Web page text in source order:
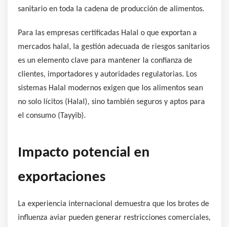
sanitario en toda la cadena de producción de alimentos.
Para las empresas certificadas Halal o que exportan a
mercados halal, la gestión adecuada de riesgos sanitarios
es un elemento clave para mantener la confianza de
clientes, importadores y autoridades regulatorias. Los
sistemas Halal modernos exigen que los alimentos sean
no solo lícitos (Halal), sino también seguros y aptos para
el consumo (Tayyib).
Impacto potencial en
exportaciones
La experiencia internacional demuestra que los brotes de
influenza aviar pueden generar restricciones comerciales,